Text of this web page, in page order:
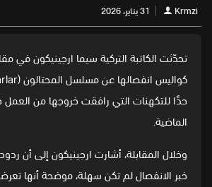
Krmzi 31 يناير، 2026
تحدّثت الكاتبة التركية سيما ارجينيكون في
كواليس انفصالها عنمسلسل المحتالون
حدًا للتكهنات التي رافقت خروجها من العمل
الماضية.
وخلال المقابلة، أشارت ارجينيكون إلى أن
خبر الانفصال لم تكن سهلة، موضحة أنها